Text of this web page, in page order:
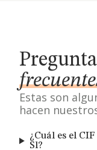
Estas son
hacen
¿Cuál es el
Sl?